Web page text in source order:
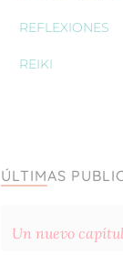
REFLEXIONES
REIKI
ÚLTIMAS
Un nuevo